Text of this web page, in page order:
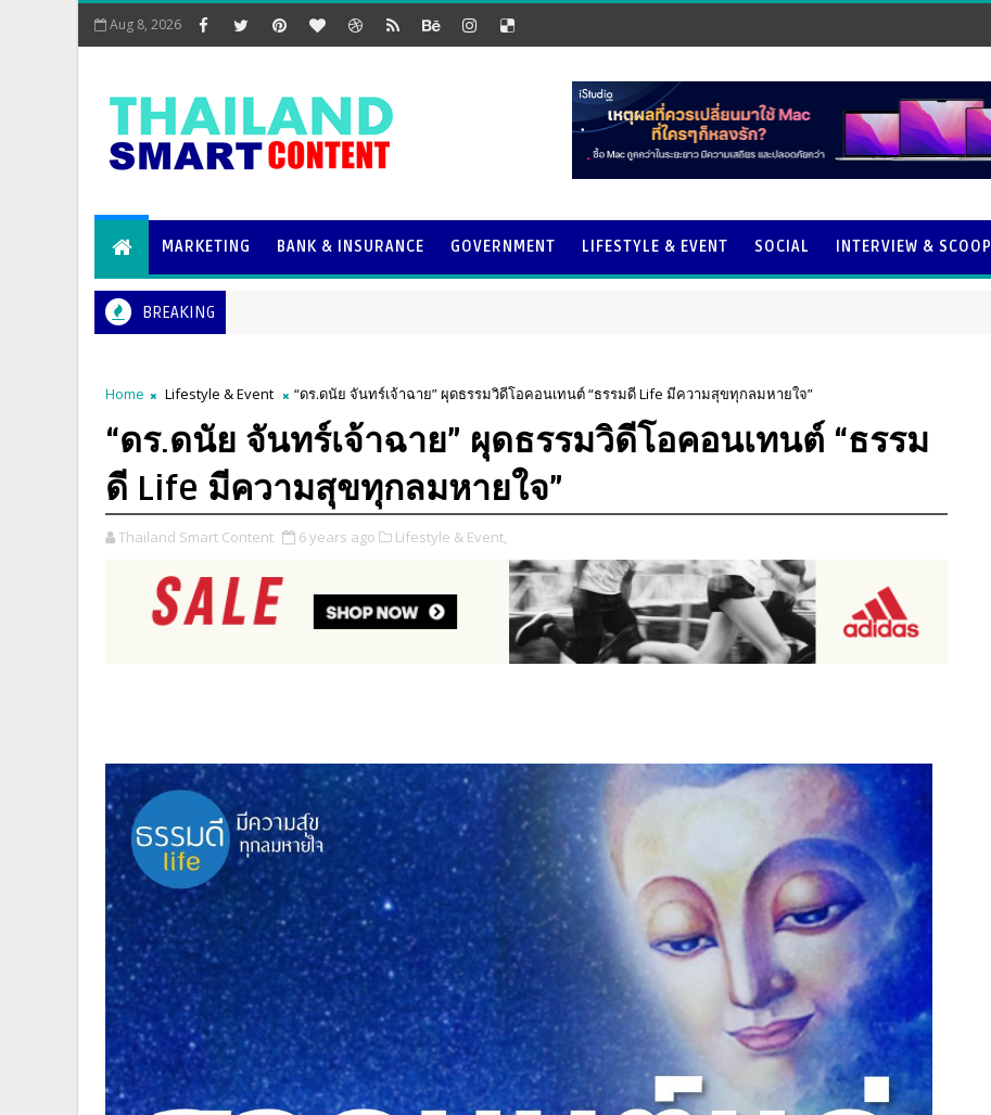
Aug 8, 2026
MARKETING BANK & INSURANCE GOVERNMENT LIFESTYLE & EVENT SOCIAL INTERVIEW & SCOOP
BREAKING
Home Lifestyle & Event “ดร.ดนัย จันทร์เจ้าฉาย” ผุดธรรมวิดีโอคอนเทนต์ “ธรรมดี Life มีความสุขทุกลมหายใจ”
“ดร.ดนัย จันทร์เจ้าฉาย” ผุดธรรมวิดีโอคอนเทนต์ “ธรรม
ดี Life มีความสุขทุกลมหายใจ”
Thailand Smart Content 6 years ago Lifestyle & Event,